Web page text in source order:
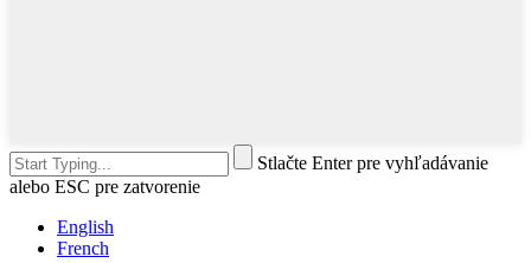
Stlačte Enter pre vyhľadávanie
alebo ESC pre zatvorenie
English
French